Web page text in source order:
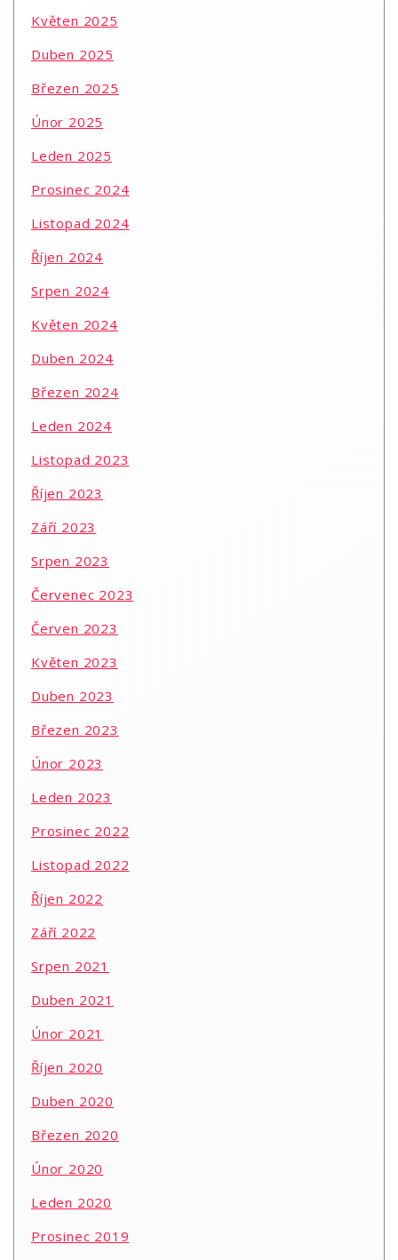
Květen 2025
Duben 2025
Březen 2025
Únor 2025
Leden 2025
Prosinec 2024
Listopad 2024
Říjen 2024
Srpen 2024
Květen 2024
Duben 2024
Březen 2024
Leden 2024
Listopad 2023
Říjen 2023
Září 2023
Srpen 2023
Červenec 2023
Červen 2023
Květen 2023
Duben 2023
Březen 2023
Únor 2023
Leden 2023
Prosinec 2022
Listopad 2022
Říjen 2022
Září 2022
Srpen 2021
Duben 2021
Únor 2021
Říjen 2020
Duben 2020
Březen 2020
Únor 2020
Leden 2020
Prosinec 2019